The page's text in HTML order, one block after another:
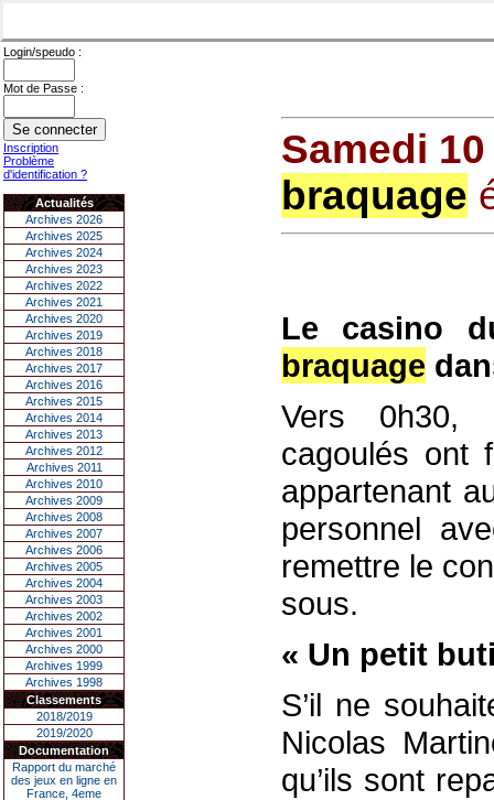
Login/speudo :
Mot de Passe :
Inscription
Problème
d'identification ?
Actualités
Archives 2026
Archives 2025
Archives 2024
Archives 2023
Archives 2022
Archives 2021
Archives 2020
Archives 2019
Archives 2018
Archives 2017
Archives 2016
Archives 2015
Archives 2014
Archives 2013
Archives 2012
Archives 2011
Archives 2010
Archives 2009
Archives 2008
Archives 2007
Archives 2006
Archives 2005
Archives 2004
Archives 2003
Archives 2002
Archives 2001
Archives 2000
Archives 1999
Archives 1998
Classements
2018/2019
2019/2020
Documentation
Rapport du marché
des jeux en ligne en
France, 4eme
Samedi
braquage
Le casino
braquage
Vers 0h30,
cagoulés ont
appartenant
personnel
remettre le
sous.
« Un petit
S’il ne
Nicolas
qu’ils sont